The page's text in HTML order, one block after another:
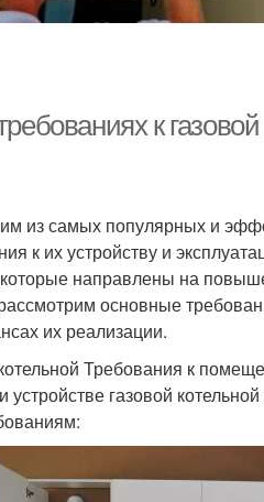
к
из самых популярных и
к их устройству и
направлены на
основные
их реализации.
Требования к
газовой